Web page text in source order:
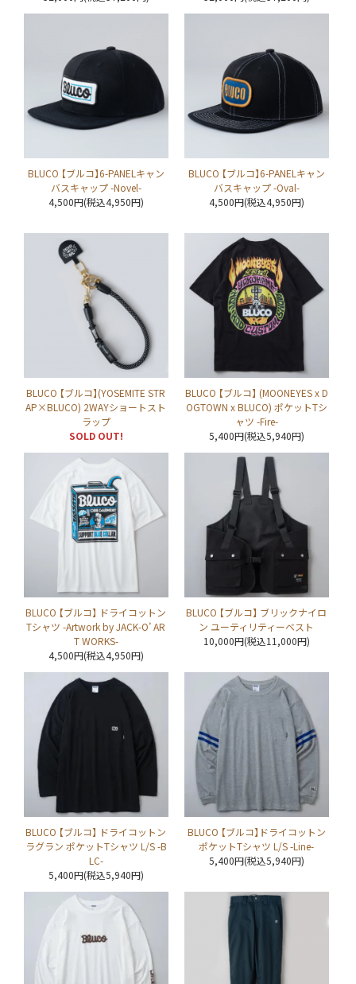
BLUCO 【ブルコ】6-PANELキャン
バスキャップ -Novel-
4,500円(税込4,950円)
BLUCO 【ブルコ】6-PANELキャン
バスキャップ -Oval-
4,500円(税込4,950円)
BLUCO 【ブルコ】(YOSEMITE STR
AP×BLUCO) 2WAYショートスト
ラップ
SOLD OUT!
BLUCO 【ブルコ】 (MOONEYES x D
OGTOWN x BLUCO) ポケットTシ
ャツ -Fire-
5,400円(税込5,940円)
BLUCO 【ブルコ】 ドライコットン
Tシャツ -Artwork by JACK-O’ AR
T WORKS-
4,500円(税込4,950円)
BLUCO 【ブルコ】 ブリックナイロ
ン ユーティリティーベスト
10,000円(税込11,000円)
BLUCO 【ブルコ】 ドライコットン
ラグラン ポケットTシャツ L/S -B
LC-
5,400円(税込5,940円)
BLUCO 【ブルコ】ドライコットン
ポケットTシャツ L/S -Line-
5,400円(税込5,940円)